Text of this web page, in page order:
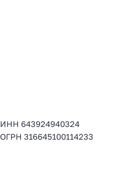
ИНН 643924940324
ОГРН 316645100114233